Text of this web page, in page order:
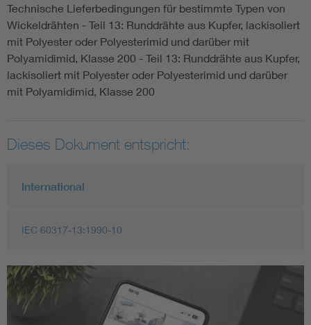
Elektrofachkraft (EFK)
Technische Lieferbedingungen für bestimmte Typen von
Wickeldrähten - Teil 13: Runddrähte aus Kupfer, lackisoliert
mit Polyester oder Polyesterimid und darüber mit
Polyamidimid, Klasse 200 - Teil 13: Runddrähte aus Kupfer,
lackisoliert mit Polyester oder Polyesterimid und darüber
mit Polyamidimid, Klasse 200
Dieses Dokument entspricht:
International
IEC 60317-13:1990-10